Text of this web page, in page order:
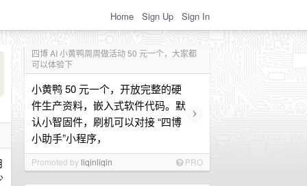
Home Sign Up Sign In
四博 AI 小黄鸭周周做活动 50 元一个，大家都
可以体验下
小黄鸭 50 元一个，开放完整的硬
件生产资料，嵌入式软件代码。默
认小智固件，刷机可以对接 “四博
小助手”小程序，
›
Promoted byliqinliqin PRO